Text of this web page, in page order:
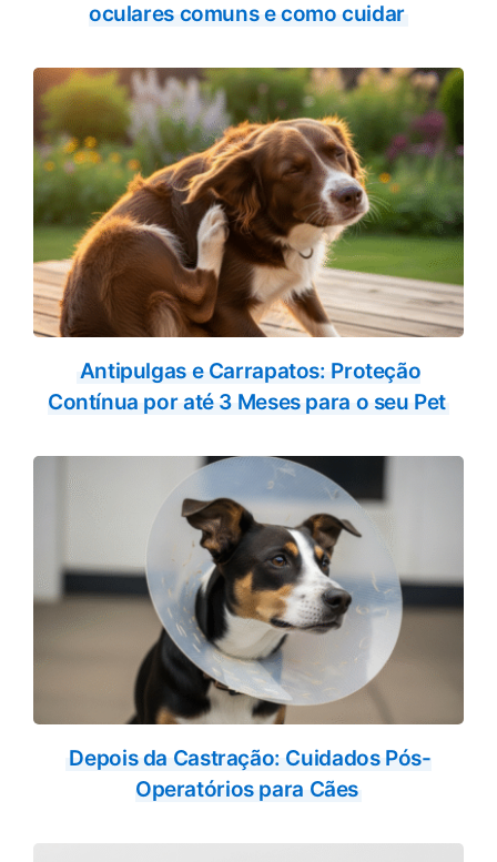
oculares comuns e como cuidar
Antipulgas e Carrapatos: Proteção
Contínua por até 3 Meses para o seu Pet
Depois da Castração: Cuidados Pós-
Operatórios para Cães